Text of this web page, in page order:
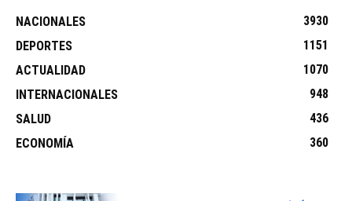
NACIONALES
3930
DEPORTES
1151
ACTUALIDAD
1070
INTERNACIONALES
948
SALUD
436
ECONOMÍA
360